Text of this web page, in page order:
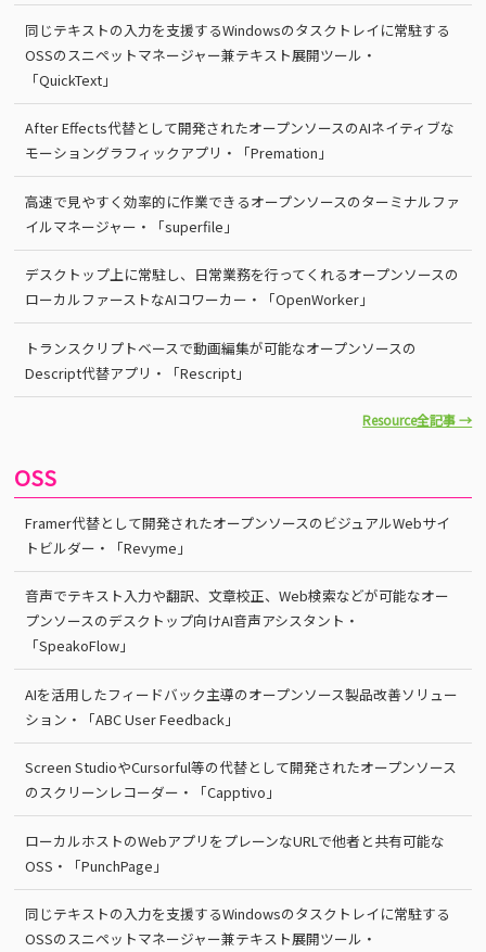
同じテキストの入力を支援するWindowsのタスクトレイに常駐する
OSSのスニペットマネージャー兼テキスト展開ツール・
「QuickText」
After Effects代替として開発されたオープンソースのAIネイティブな
モーショングラフィックアプリ・「Premation」
高速で見やすく効率的に作業できるオープンソースのターミナルファ
イルマネージャー・「superfile」
デスクトップ上に常駐し、日常業務を行ってくれるオープンソースの
ローカルファーストなAIコワーカー・「OpenWorker」
トランスクリプトベースで動画編集が可能なオープンソースの
Descript代替アプリ・「Rescript」
Resource全記事 →
OSS
Framer代替として開発されたオープンソースのビジュアルWebサイ
トビルダー・「Revyme」
音声でテキスト入力や翻訳、文章校正、Web検索などが可能なオー
プンソースのデスクトップ向けAI音声アシスタント・
「SpeakoFlow」
AIを活用したフィードバック主導のオープンソース製品改善ソリュー
ション・「ABC User Feedback」
Screen StudioやCursorful等の代替として開発されたオープンソース
のスクリーンレコーダー・「Capptivo」
ローカルホストのWebアプリをプレーンなURLで他者と共有可能な
OSS・「PunchPage」
同じテキストの入力を支援するWindowsのタスクトレイに常駐する
OSSのスニペットマネージャー兼テキスト展開ツール・